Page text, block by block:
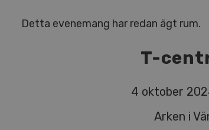
Detta evenemang har redan ägt rum.
T-
4 oktober
Arken i